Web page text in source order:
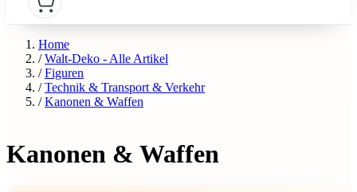
Home
/ Walt-Deko - Alle Artikel
/ Figuren
/ Technik & Transport & Verkehr
/ Kanonen & Waffen
Kanonen & Waffen